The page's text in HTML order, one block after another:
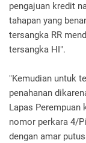
pengajuan kredit
tahapan yang
tersangka RR
tersangka HI".
"Kemudian untuk
penahanan
Lapas Perempuan
nomor perkara 4/
dengan amar